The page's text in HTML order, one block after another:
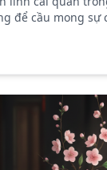
để cầu mong sự